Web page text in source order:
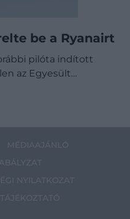
be a Ryanairt
pilóta indított
az Egyesült…